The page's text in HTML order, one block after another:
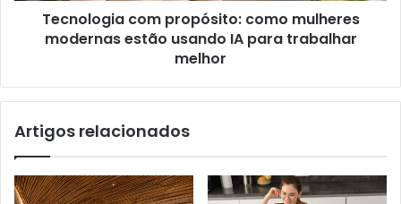
Tecnologia com propósito: como mulheres
modernas estão usando IA para trabalhar
melhor
Artigos relacionados